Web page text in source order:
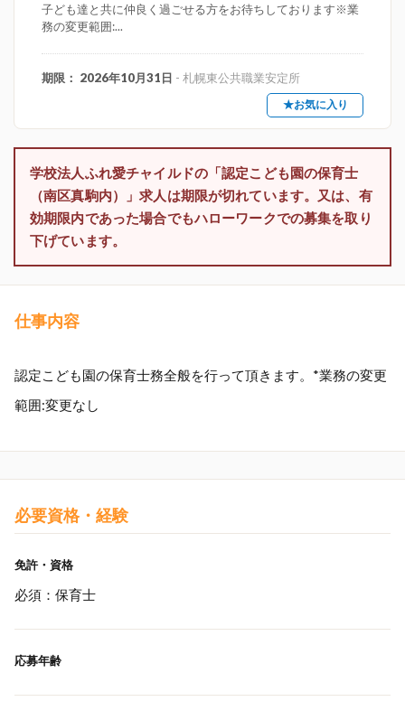
子ども達と共に仲良く過ごせる方をお待ちしております※業
務の変更範囲:...
期限： 2026年10月31日 - 札幌東公共職業安定所
★お気に入り
学校法人ふれ愛チャイルドの「認定こども園の保育士
（南区真駒内）」求人は期限が切れています。又は、有
効期限内であった場合でもハローワークでの募集を取り
下げています。
仕事内容
認定こども園の保育士務全般を行って頂きます。*業務の変更
範囲:変更なし
必要資格・経験
免許・資格
必須：保育士
応募年齢